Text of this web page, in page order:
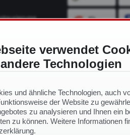
verwendet
andere Technologien
und ähnliche Technologien, auch
der Website zu
zu analysieren und Ihnen ein
zu können. Weitere Informationen